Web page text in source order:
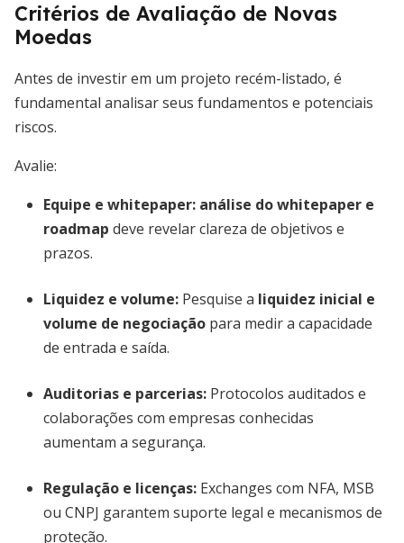
Critérios de Avaliação de Novas
Moedas
Antes de investir em um projeto recém-listado, é
fundamental analisar seus fundamentos e potenciais
riscos.
Avalie:
Equipe e whitepaper: análise do whitepaper e
roadmap deve revelar clareza de objetivos e
prazos.
Liquidez e volume: Pesquise a liquidez inicial e
volume de negociação para medir a capacidade
de entrada e saída.
Auditorias e parcerias: Protocolos auditados e
colaborações com empresas conhecidas
aumentam a segurança.
Regulação e licenças: Exchanges com NFA, MSB
ou CNPJ garantem suporte legal e mecanismos de
proteção.